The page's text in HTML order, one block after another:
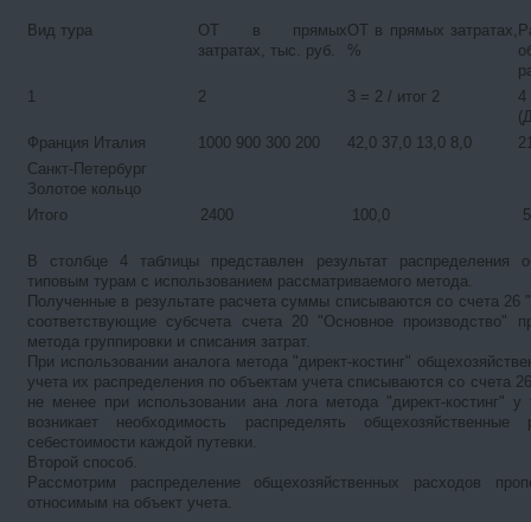
Вид тура
ОТ в прямых
затратах, тыс. руб.
ОТ в прямых затратах,
%
1
2 3 = 2 / итог 2
Франция Италия
Санкт-Петербург
Золотое кольцо
1000 900 300 200 42,0 37,0 13,0 8,0
Итого 2400 100,0
В столбце 4 таблицы представлен результат распределения
типовым турам с использованием рассматриваемого метода.
Полученные в результате расчета суммы списываются со счета
соответствующие субсчета счета 20 "Основное производство"
метода группировки и списания затрат.
При использовании аналога метода "директ-костинг"
учета их распределения по объектам учета списываются со счета
не менее при использовании ана лога метода "директ-костинг"
возникает необходимость распределять
себестоимости каждой путевки.
Второй способ.
Рассмотрим распределение общехозяйственных расходов
относимым на объект учета.